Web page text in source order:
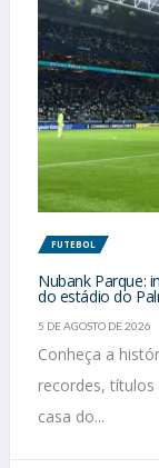
FUTEBOL
Nubank Parque:
do estádio do
5 DE AGOSTO DE 2026
Conheça a
recordes,
casa do...